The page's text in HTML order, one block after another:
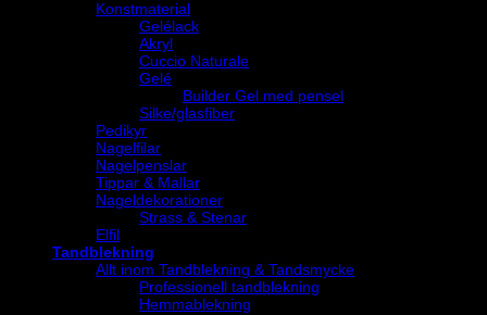
Konstmaterial
Gelélack
Akryl
Cuccio Naturale
Gelé
Builder Gel med pensel
Silke/glasfiber
Pedikyr
Nagelfilar
Nagelpenslar
Tippar & Mallar
Nageldekorationer
Strass & Stenar
Elfil
Tandblekning
Allt inom Tandblekning & Tandsmycke
Professionell tandblekning
Hemmablekning